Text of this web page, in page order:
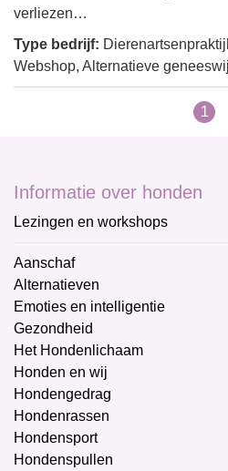
verliezen…
Type bedrijf:
Webshop, Alternatieve
1
Informatie over honden
Lezingen en workshops
Aanschaf
Alternatieven
Emoties en intelligentie
Gezondheid
Het Hondenlichaam
Honden en wij
Hondengedrag
Hondenrassen
Hondensport
Hondenspullen